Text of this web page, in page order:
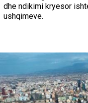
dhe ndikimi kryesor
ushqimeve.